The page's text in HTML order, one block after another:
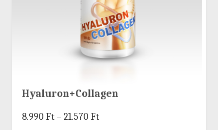
Hyaluron+Collagen
8.990 Ft – 21.570 Ft